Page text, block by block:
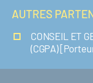
AUTRES
CONSEIL ET
(CGPA)